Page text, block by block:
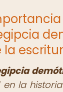
la
la